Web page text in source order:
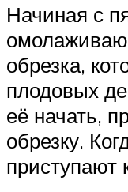
Начиная с
обрезка,
плодовых
её начать,
обрезку.
приступают